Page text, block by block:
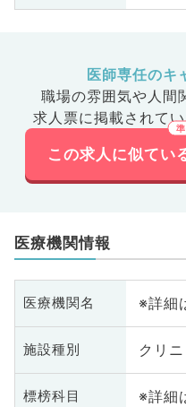
医師専任のキ
職場の雰囲気や人間
求人票に掲載されて
この求人に似てい
医療機関情報
医療機関名 ※詳細
施設種別 クリ
標榜科目 ※詳細